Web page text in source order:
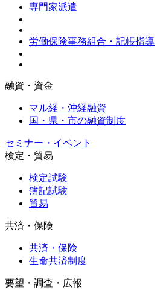
専門家派遣
労働保険事務組合・記帳指導
融資・資金
マル経・沖経融資
国・県・市の融資制度
セミナー・イベント
検定・貿易
検定試験
簿記試験
貿易
共済・保険
共済・保険
生命共済制度
要望・調査・広報